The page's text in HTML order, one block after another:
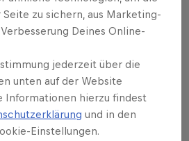
mit.
Rennstrecken der
wird dieser Stopp die
Grenzen bringen. Da Fans
nach Riga strömen,
die genauso intensiv
der Strecke selbst.
zu sichern, aus Marketing-
Deines Online-
jederzeit über die
unten auf der Website
Informationen hierzu findest
und in den
Einstellungen.